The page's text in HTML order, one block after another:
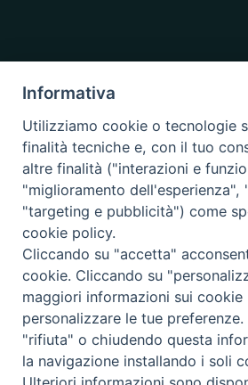
Copyright © 2019. Arcidiocesi di Ancona-
Informativa
Utilizziamo cookie o tecnologie
finalità tecniche e, con il tuo
altre finalità ("interazioni e
"miglioramento dell'esperienza",
"targeting e pubblicità") come
cookie policy.
Cliccando su "accetta"
cookie. Cliccando su
maggiori informazioni sui
personalizzare le tue
"rifiuta" o chiudendo questa
la navigazione installando i soli